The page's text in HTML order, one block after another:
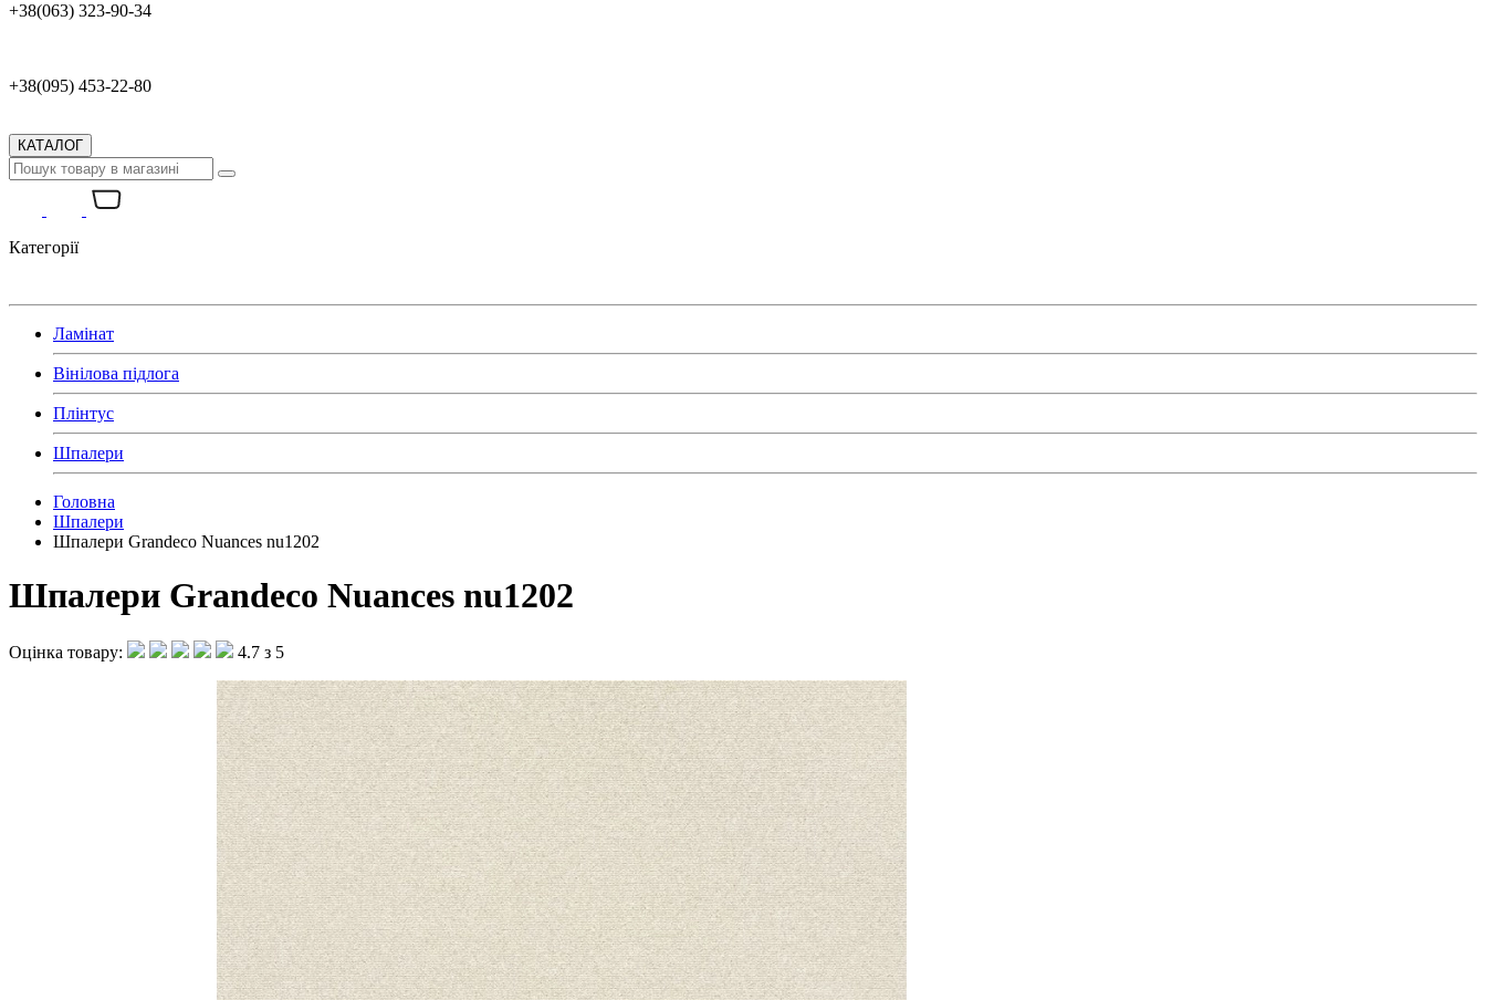
+38(063) 323-90-34
+38(095) 453-22-80
КАТАЛОГ
Категорії
Ламінат
Вінілова підлога
Плінтус
Шпалери
Головна
Шпалери
Шпалери Grandeco Nuances nu1202
Шпалери Grandeco Nuances nu1202
Оцінка товару: 4.7 з 5